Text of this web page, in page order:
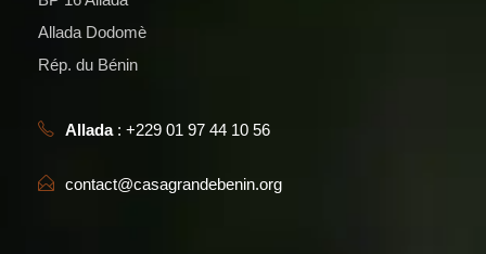
Allada Dodomè
Rép. du Bénin
Allada: +229 01 97 44 10 56
contact@casagrandebenin.org